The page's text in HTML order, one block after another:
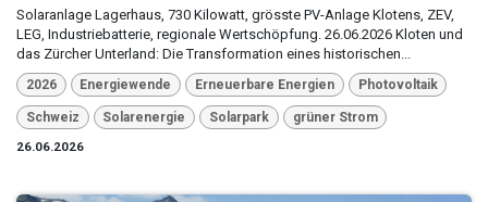
Solaranlage Lagerhaus, 730 Kilowatt, grösste PV-Anlage Klotens, ZEV,
LEG, Industriebatterie, regionale Wertschöpfung. 26.06.2026 Kloten und
das Zürcher Unterland: Die Transformation eines historischen...
2026 Energiewende Erneuerbare Energien Photovoltaik
Schweiz Solarenergie Solarpark
grüner Strom
26.06.2026